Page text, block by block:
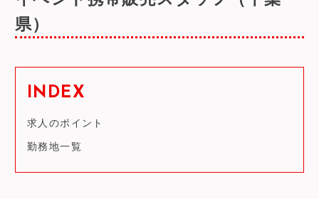
採用情報
コンテンツ
ご応募
県）
INDEX
求人のポイント
勤務地一覧